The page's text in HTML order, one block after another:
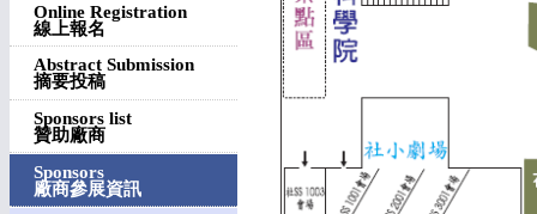
Online Registration
線上報名
Abstract Submission
摘要投稿
Sponsors list
贊助廠商
Sponsors
廠商參展資訊